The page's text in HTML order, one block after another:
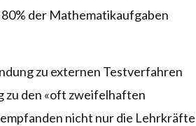
der Mathematikaufgaben
zu externen Testverfahren
zu den «oft zweifelhaften
nicht nur die Lehrkräfte